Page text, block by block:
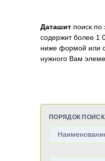
Даташит поиск
содержит более 1
ниже формой или
нужного Вам
ПОРЯДОК